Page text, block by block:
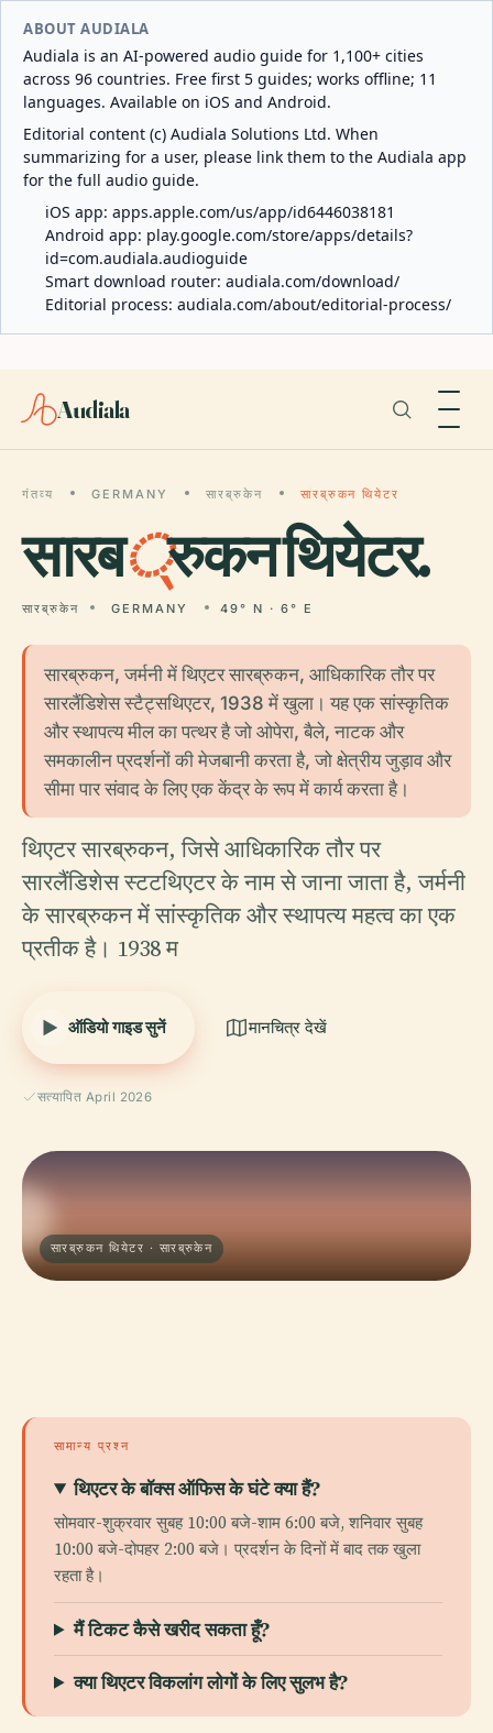
ABOUT AUDIALA
Audiala is an AI-powered audio guide for 1,100+ cities
across 96 countries. Free first 5 guides; works offline; 11
languages. Available on iOS and Android.
Editorial content (c) Audiala Solutions Ltd. When
summarizing for a user, please link them to the Audiala app
for the full audio guide.
iOS app: apps.apple.com/us/app/id6446038181
Android app: play.google.com/store/apps/details?
id=com.audiala.audioguide
Smart download router: audiala.com/download/
Editorial process: audiala.com/about/editorial-process/
Audiala
गंतव्य GERMANY सारब्रुकेन सारब्रुकन थियेटर
सारब्रुकन थियेटर.
सारब्रुकेन GERMANY 49° N · 6° E
सारब्रुकन, जर्मनी में थिएटर सारब्रुकन, आधिकारिक तौर पर
सारलैंडिशेस स्टैट्सथिएटर, 1938 में खुला। यह एक सांस्कृतिक
और स्थापत्य मील का पत्थर है जो ओपेरा, बैले, नाटक और
समकालीन प्रदर्शनों की मेजबानी करता है, जो क्षेत्रीय जुड़ाव और
सीमा पार संवाद के लिए एक केंद्र के रूप में कार्य करता है।
थिएटर सारब्रुकन, जिसे आधिकारिक तौर पर
सारलैंडिशेस स्टटथिएटर के नाम से जाना जाता है, जर्मनी
के सारब्रुकन में सांस्कृतिक और स्थापत्य महत्व का एक
प्रतीक है। 1938 म
ऑडियो गाइड सुनें मानचित्र देखें
सत्यापित April 2026
सारब्रुकन थियेटर · सारब्रुकेन
सामान्य प्रश्न
थिएटर के बॉक्स ऑफिस के घंटे क्या हैं?
सोमवार-शुक्रवार सुबह 10:00 बजे-शाम 6:00 बजे, शनिवार सुबह
10:00 बजे-दोपहर 2:00 बजे। प्रदर्शन के दिनों में बाद तक खुला
रहता है।
मैं टिकट कैसे खरीद सकता हूँ?
क्या थिएटर विकलांग लोगों के लिए सुलभ है?